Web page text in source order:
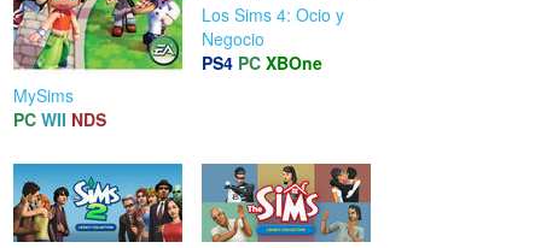
MySims
PC WII NDS
Los Sims 4: Ocio y
Negocio
PS4 PC XBOne